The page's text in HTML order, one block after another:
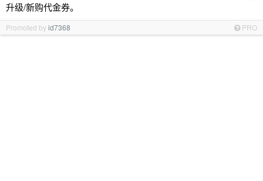
升级/新购代金券。
Promoted byid7368 PRO